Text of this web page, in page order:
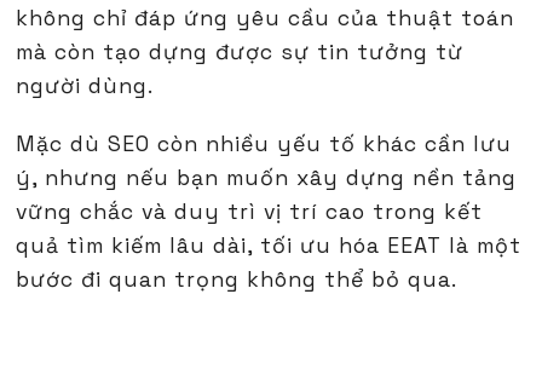
không chỉ đáp ứng yêu cầu của thuật toán
mà còn tạo dựng được sự tin tưởng từ
người dùng.
Mặc dù SEO còn nhiều yếu tố khác cần lưu
ý, nhưng nếu bạn muốn xây dựng nền tảng
vững chắc và duy trì vị trí cao trong kết
quả tìm kiếm lâu dài, tối ưu hóa EEAT là một
bước đi quan trọng không thể bỏ qua.